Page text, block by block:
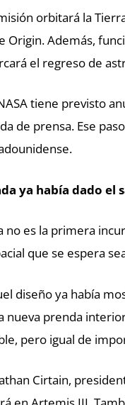
orbitará la
Origin. Además,
el regreso de
tiene previsto
de prensa. Ese
ya había dado el
no es la primera
que se espera
diseño ya había
nueva prenda
pero igual de
Cirtain,